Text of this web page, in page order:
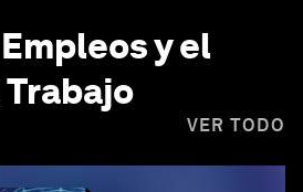
Empleos y el
VER TODO